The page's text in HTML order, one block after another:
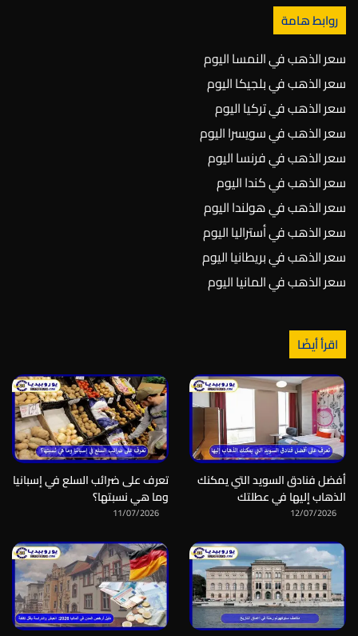
روابط هامة
سعر الذهب في النمسا اليوم
سعر الذهب في بلجيكا اليوم
سعر الذهب في تركيا اليوم
سعر الذهب في سويسرا اليوم
سعر الذهب في فرنسا اليوم
سعر الذهب في كندا اليوم
سعر الذهب في هولندا اليوم
سعر الذهب في أستراليا اليوم
سعر الذهب في بريطانيا اليوم
سعر الذهب في المانيا اليوم
اقرأ أيضًا
أفضل فنادق السويد التي يمكنك
الذهاب إليها في عطلتك
12/07/2026
تعرف على ضرائب السلع في إسبانيا
وما هي نسبتها؟
11/07/2026